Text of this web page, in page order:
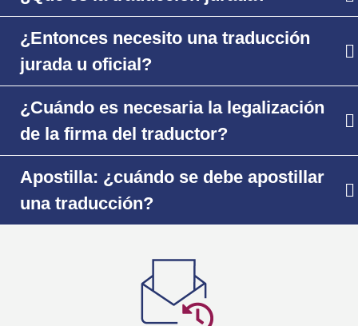
¿Entonces necesito una traducción
jurada u oficial?
¿Cuándo es necesaria la legalización
de la firma del traductor?
Apostilla: ¿cuándo se debe apostillar
una traducción?